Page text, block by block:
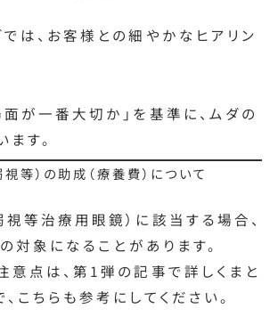
は、お客様との細やかなヒアリン
面が一番大切か」を基準に、ムダの
す。
等）の助成（療養費）について
等治療用眼鏡）に該当する場合、
の対象になることがあります。
意点は、第1弾の記事で詳しくまと
こちらも参考にしてください。